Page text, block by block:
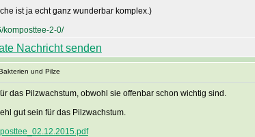
ist ja echt ganz wunderbar komplex.)
komposttee-2-0/
und Pilze
das Pilzwachstum, obwohl sie offenbar schon wichtig sind.
gut sein für das Pilzwachstum.